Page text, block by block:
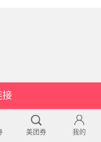
接
美团券 我的